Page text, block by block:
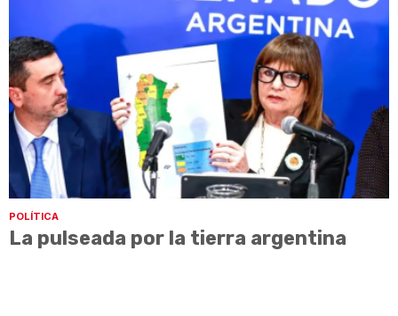
POLÍTICA
La pulseada por la tierra argentina